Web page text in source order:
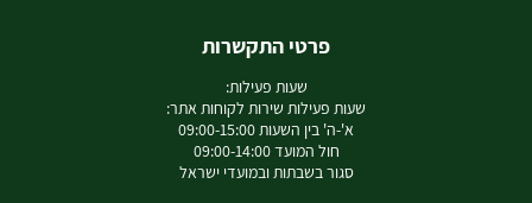
פרטי התקשרות
שעות פעילות:
שעות פעילות שירות לקוחות אתר:
א'-ה' בין השעות 09:00-15:00
חול המועד 09:00-14:00
סגור בשבתות ובמועדי ישראל